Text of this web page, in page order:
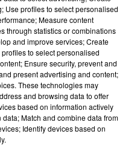
ED SHEERAN
Castle On The Hill
Use profiles to select personalised
Measure content
through statistics or combinations
and improve services; Create
to select personalised
Ensure security, prevent and
present advertising and content;
These technologies may
and browsing data to offer
based on information actively
Match and combine data from
Identify devices based on